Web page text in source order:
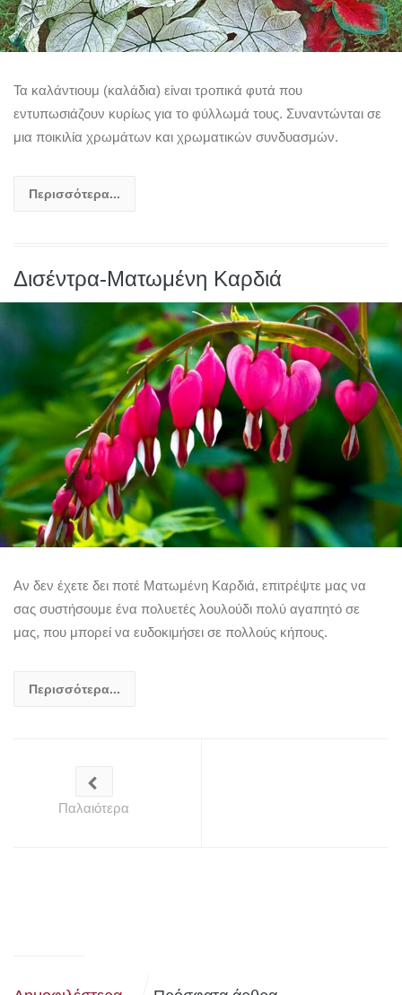
Τα καλάντιουμ (καλάδια) είναι τροπικά φυτά που
εντυπωσιάζουν κυρίως για το φύλλωμά τους. Συναντώνται σε
μια ποικιλία χρωμάτων και χρωματικών συνδυασμών.
Περισσότερα...
Δισέντρα-Ματωμένη Καρδιά
Αν δεν έχετε δει ποτέ Ματωμένη Καρδιά, επιτρέψτε μας να
σας συστήσουμε ένα πολυετές λουλούδι πολύ αγαπητό σε
μας, που μπορεί να ευδοκιμήσει σε πολλούς κήπους.
Περισσότερα...
Παλαιότερα